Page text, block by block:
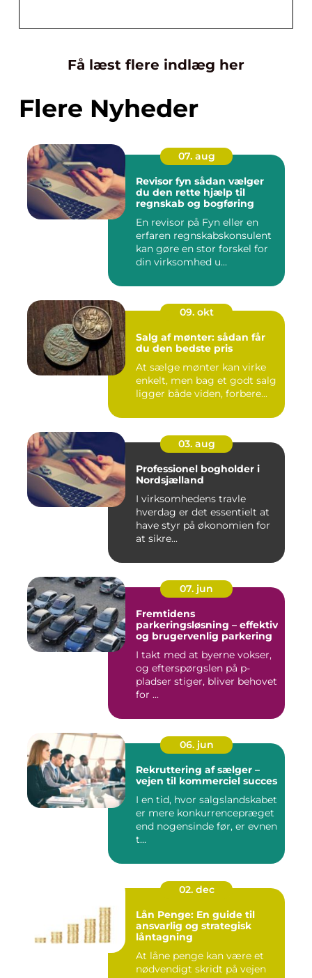
Få læst flere indlæg her
Flere Nyheder
07. aug
Revisor fyn sådan vælger
du den rette hjælp til
regnskab og bogføring
En revisor på Fyn eller en
erfaren regnskabskonsulent
kan gøre en stor forskel for
din virksomhed u...
09. okt
Salg af mønter: sådan får
du den bedste pris
At sælge mønter kan virke
enkelt, men bag et godt salg
ligger både viden, forbere...
03. aug
Professionel bogholder i
Nordsjælland
I virksomhedens travle
hverdag er det essentielt at
have styr på økonomien for
at sikre...
07. jun
Fremtidens
parkeringsløsning – effektiv
og brugervenlig parkering
I takt med at byerne vokser,
og efterspørgslen på p-
pladser stiger, bliver behovet
for ...
06. jun
Rekruttering af sælger –
vejen til kommerciel succes
I en tid, hvor salgslandskabet
er mere konkurrencepræget
end nogensinde før, er evnen
t...
02. dec
Lån Penge: En guide til
ansvarlig og strategisk
låntagning
At låne penge kan være et
nødvendigt skridt på vejen